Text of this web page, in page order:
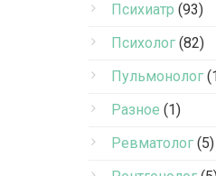
Психиатр (93)
Психолог (82)
Пульмонолог
Разное (1)
Ревматолог (5)